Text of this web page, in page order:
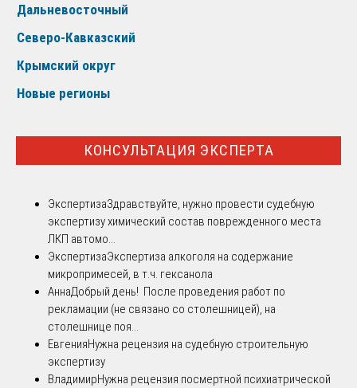
Дальневосточный
Северо-Кавказский
Крымский округ
Новые регионы
КОНСУЛЬТАЦИЯ ЭКСПЕРТА
ЭкспертизаЗдравствуйте, нужно провести судебную
экспертизу химический состав поврежденного места
ЛКП автомо...
ЭкспертизаЭкспертиза алкоголя на содержание
микропримесей, в т.ч. гексанола
АннаДобрый день! После проведения работ по
рекламации (не связано со столешницей), на
столешнице поя...
ЕвгенияНужна рецензия на судебную строительную
экспертизу
ВладимирНужна рецензия посмертной психиатрической